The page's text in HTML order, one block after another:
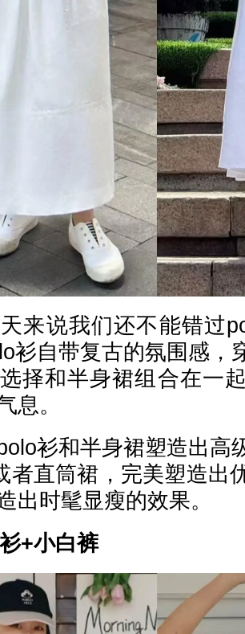
来说我们还不能错过
衫自带复古的氛围感，
择和半身裙组合在一
息。
衫和半身裙塑造出高
者直筒裙，完美塑造出
出时髦显瘦的效果。
+小白裤